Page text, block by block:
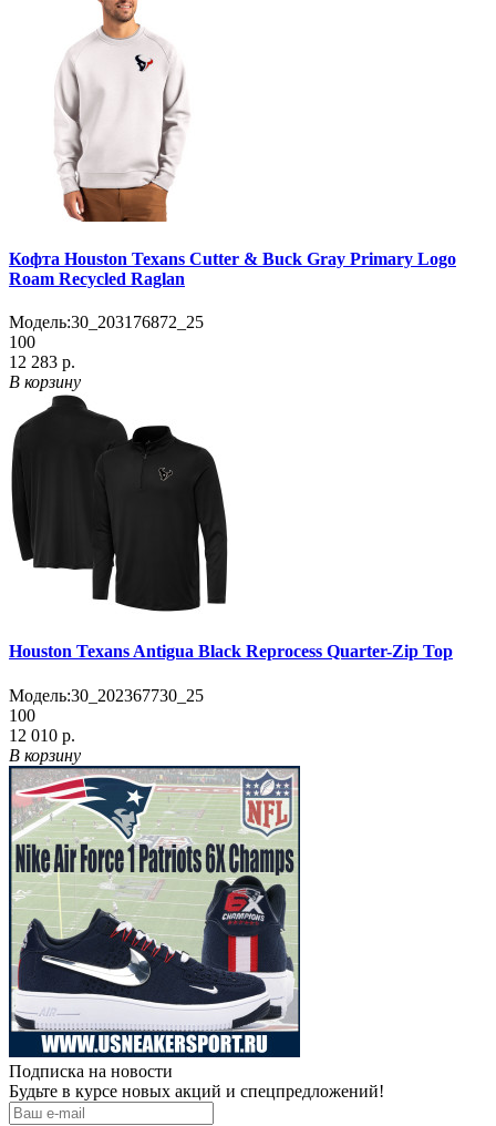
Кофта Houston Texans Cutter & Buck Gray Primary Logo
Roam Recycled Raglan
Модель:30_203176872_25
100
12 283 р.
В корзину
Houston Texans Antigua Black Reprocess Quarter-Zip Top
Модель:30_202367730_25
100
12 010 р.
В корзину
Подписка на новости
Будьте в курсе новых акций и спецпредложений!